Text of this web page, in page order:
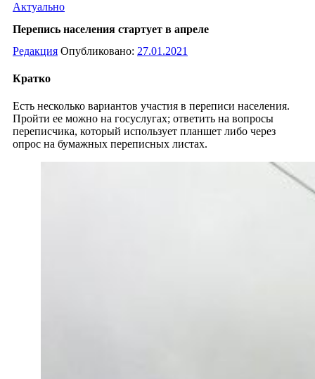
Актуально
Перепись населения стартует в апреле
Редакция Опубликовано: 27.01.2021
Кратко
Есть несколько вариантов участия в переписи населения.
Пройти ее можно на госуслугах; ответить на вопросы
переписчика, который использует планшет либо через
опрос на бумажных переписных листах.